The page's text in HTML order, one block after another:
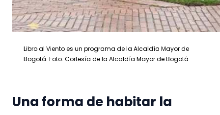
Libro al Viento es un programa de la Alcaldía Mayor de
Bogotá. Foto: Cortesía de la Alcaldía Mayor de Bogotá
Una forma de habitar la